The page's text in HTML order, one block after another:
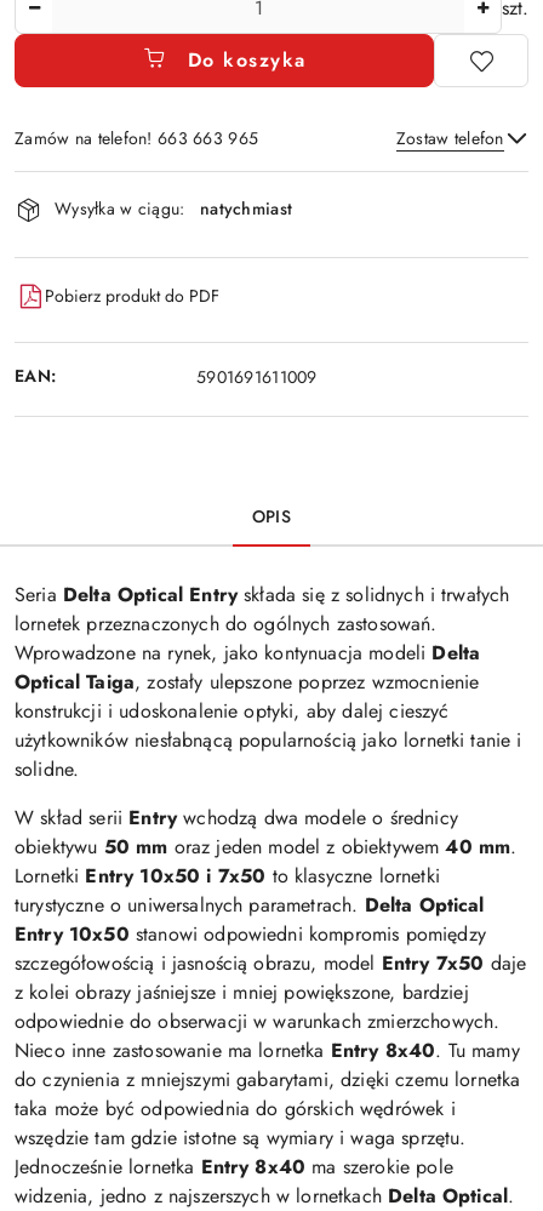
szt.
Do koszyka
Zamów na telefon! 663 663 965 Zostaw telefon
Dostępność
i
dostawa
Wysyłka w ciągu: natychmiast
Pobierz produkt do PDF
EAN: 5901691611009
OPIS
Seria Delta Optical Entryskłada się z solidnych i trwałych
lornetek przeznaczonych do ogólnych zastosowań.
Wprowadzone na rynek, jako kontynuacja modeli Delta
Optical Taiga, zostały ulepszone poprzez wzmocnienie
konstrukcji i udoskonalenie optyki, aby dalej cieszyć
użytkowników niesłabnącą popularnością jako lornetki tanie i
solidne.
W skład serii Entrywchodzą dwa modele o średnicy
obiektywu 50 mm oraz jeden model z obiektywem40 mm.
Lornetki Entry 10x50 i 7x50 to klasyczne lornetki
turystyczne o uniwersalnych parametrach. Delta Optical
Entry 10x50 stanowi odpowiedni kompromis pomiędzy
szczegółowością i jasnością obrazu, model Entry 7x50 daje
z kolei obrazy jaśniejsze i mniej powiększone, bardziej
odpowiednie do obserwacji w warunkach zmierzchowych.
Nieco inne zastosowanie ma lornetka Entry 8x40. Tu mamy
do czynienia z mniejszymi gabarytami, dzięki czemu lornetka
taka może być odpowiednia do górskich wędrówek i
wszędzie tam gdzie istotne są wymiary i waga sprzętu.
Jednocześnie lornetka Entry 8x40 ma szerokie pole
widzenia, jedno z najszerszych w lornetkach Delta Optical.